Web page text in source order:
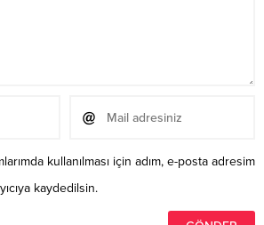
kullanılması için adım, e-posta adresim
kaydedilsin.